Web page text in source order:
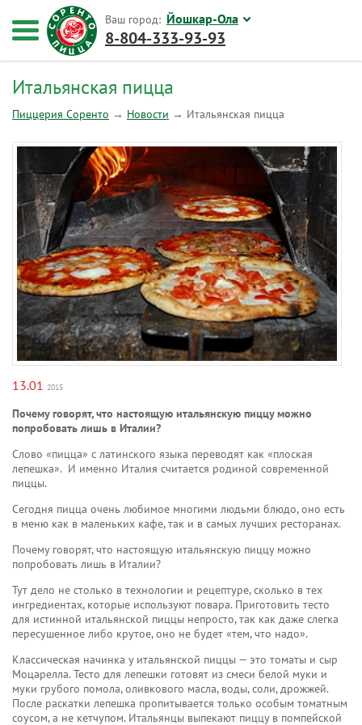
Итальянская пицца
Пиццерия Соренто → Новости → Итальянская пицца
13.01 2015
Почему говорят, что настоящую итальянскую пиццу можно
попробовать лишь в Италии?
Слово «пицца» с латинского языка переводят как «плоская
лепешка». И именно Италия считается родиной современной
пиццы.
Сегодня пицца очень любимое многими людьми блюдо, оно есть
в меню как в маленьких кафе, так и в самых лучших ресторанах.
Почему говорят, что настоящую итальянскую пиццу можно
попробовать лишь в Италии?
Тут дело не столько в технологии и рецептуре, сколько в тех
ингредиентах, которые используют повара. Приготовить тесто
для истинной итальянской пиццы непросто, так как даже слегка
пересушенное либо крутое, оно не будет «тем, что надо».
Классическая начинка у итальянской пиццы — это томаты и сыр
Моцарелла. Тесто для лепешки готовят из смеси белой муки и
муки грубого помола, оливкового масла, воды, соли, дрожжей.
После раскатки лепешка пропитывается только особым томатным
соусом, а не кетчупом. Итальянцы выпекают пиццу в помпейской
Ваш город: Йошкар-Ола
8-804-333-93-93